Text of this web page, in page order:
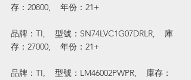
存：20800,    年份：21+
品牌：TI,    型號：SN74LVC1G07DRLR,    庫
存：27000,    年份：21+
品牌：TI,    型號：LM46002PWPR,    庫存：